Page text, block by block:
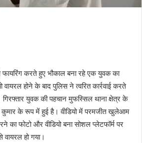
फायरिंग करते हुए भौकाल बना रहे एक युवक का
वायरल होने के बाद पुलिस ने त्वरित कार्रवाई करते
युवक की पहचान मुफस्सिल थाना क्षेत्र के
कुमार के रूप में हुई है। वीडियो में परमजीत खुलेआम
का फोटो और वीडियो बना सोशल प्लेटफॉर्म पर
वायरल हो गया।